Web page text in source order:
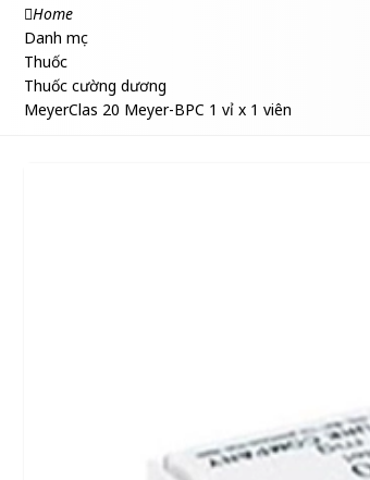
Home
Danh mục
Thuốc
Thuốc cường dương
MeyerClas 20 Meyer-BPC 1 vỉ x 1 viên